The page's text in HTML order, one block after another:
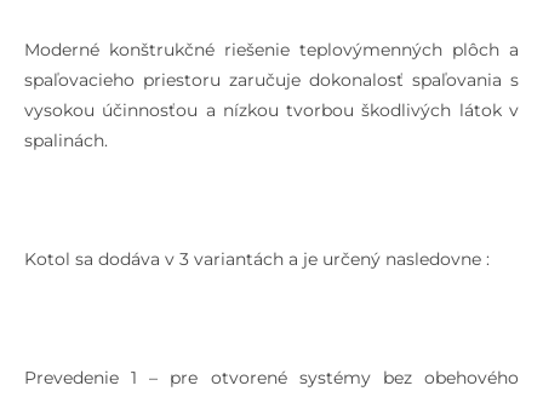
Moderné konštrukčné riešenie teplovýmenných plôch a
spaľovacieho priestoru zaručuje dokonalosť spaľovania s
vysokou účinnosťou a nízkou tvorbou škodlivých látok v
spalinách.
Kotol sa dodáva v 3 variantách a je určený nasledovne :
Prevedenie 1 – pre otvorené systémy bez obehového